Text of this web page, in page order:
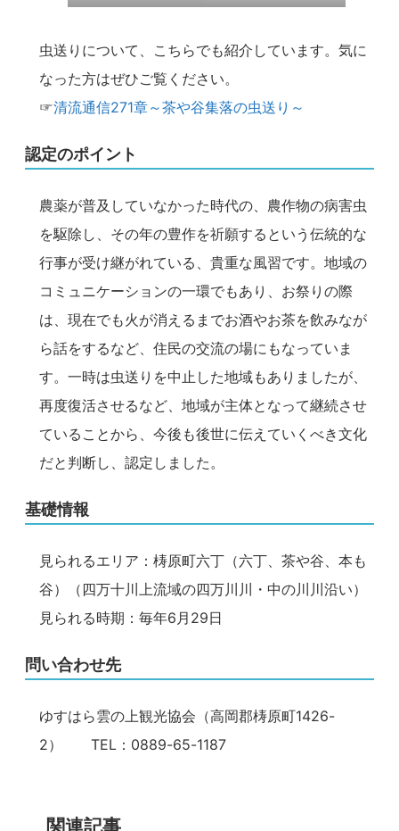
虫送りについて、こちらでも紹介しています。気に
なった方はぜひご覧ください。
☞清流通信271章～茶や谷集落の虫送り～
認定のポイント
農薬が普及していなかった時代の、農作物の病害虫
を駆除し、その年の豊作を祈願するという伝統的な
行事が受け継がれている、貴重な風習です。地域の
コミュニケーションの一環でもあり、お祭りの際
は、現在でも火が消えるまでお酒やお茶を飲みなが
ら話をするなど、住民の交流の場にもなっていま
す。一時は虫送りを中止した地域もありましたが、
再度復活させるなど、地域が主体となって継続させ
ていることから、今後も後世に伝えていくべき文化
だと判断し、認定しました。
基礎情報
見られるエリア：梼原町六丁（六丁、茶や谷、本も
谷）（四万十川上流域の四万川川・中の川川沿い）
見られる時期：毎年6月29日
問い合わせ先
ゆすはら雲の上観光協会（高岡郡梼原町1426-
2） TEL：0889-65-1187
関連記事